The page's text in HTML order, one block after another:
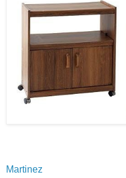
Martinez